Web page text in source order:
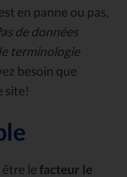
en panne ou pas,
de données
terminologie
besoin que
site!
le facteur le